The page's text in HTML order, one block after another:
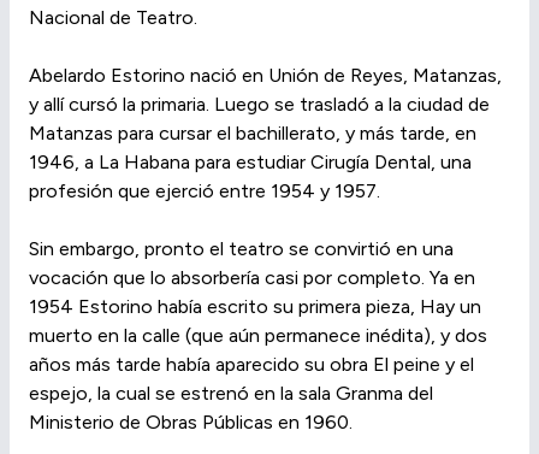
Nacional de Teatro.
Abelardo Estorino nació en Unión de Reyes, Matanzas,
y allí cursó la primaria. Luego se trasladó a la ciudad de
Matanzas para cursar el bachillerato, y más tarde, en
1946, a La Habana para estudiar Cirugía Dental, una
profesión que ejerció entre 1954 y 1957.
Sin embargo, pronto el teatro se convirtió en una
vocación que lo absorbería casi por completo. Ya en
1954 Estorino había escrito su primera pieza, Hay un
muerto en la calle (que aún permanece inédita), y dos
años más tarde había aparecido su obra El peine y el
espejo, la cual se estrenó en la sala Granma del
Ministerio de Obras Públicas en 1960.